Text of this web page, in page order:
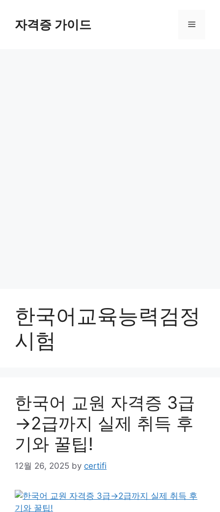
content자격증 가이드 Menu
한국어교육능력검정
시험
한국어 교원 자격증 3급
→2급까지 실제 취득 후
기와 꿀팁!
12월 26, 2025 by certifi